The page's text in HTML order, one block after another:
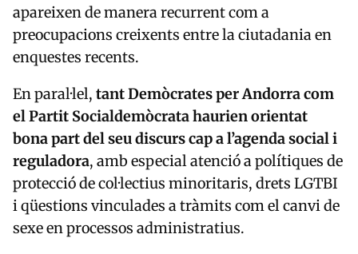
apareixen de manera recurrent com a
preocupacions creixents entre la ciutadania en
enquestes recents.
En paral·lel, tant Demòcrates per Andorra com
el Partit Socialdemòcrata haurien orientat
bona part del seu discurs cap a l’agenda social i
reguladora, amb especial atenció a polítiques de
protecció de col·lectius minoritaris, drets LGTBI
i qüestions vinculades a tràmits com el canvi de
sexe en processos administratius.